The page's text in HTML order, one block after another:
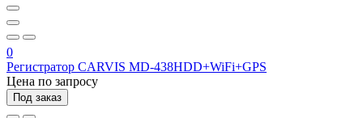
0
Регистратор CARVIS MD-438HDD+WiFi+GPS
Цена по запросу
Под заказ